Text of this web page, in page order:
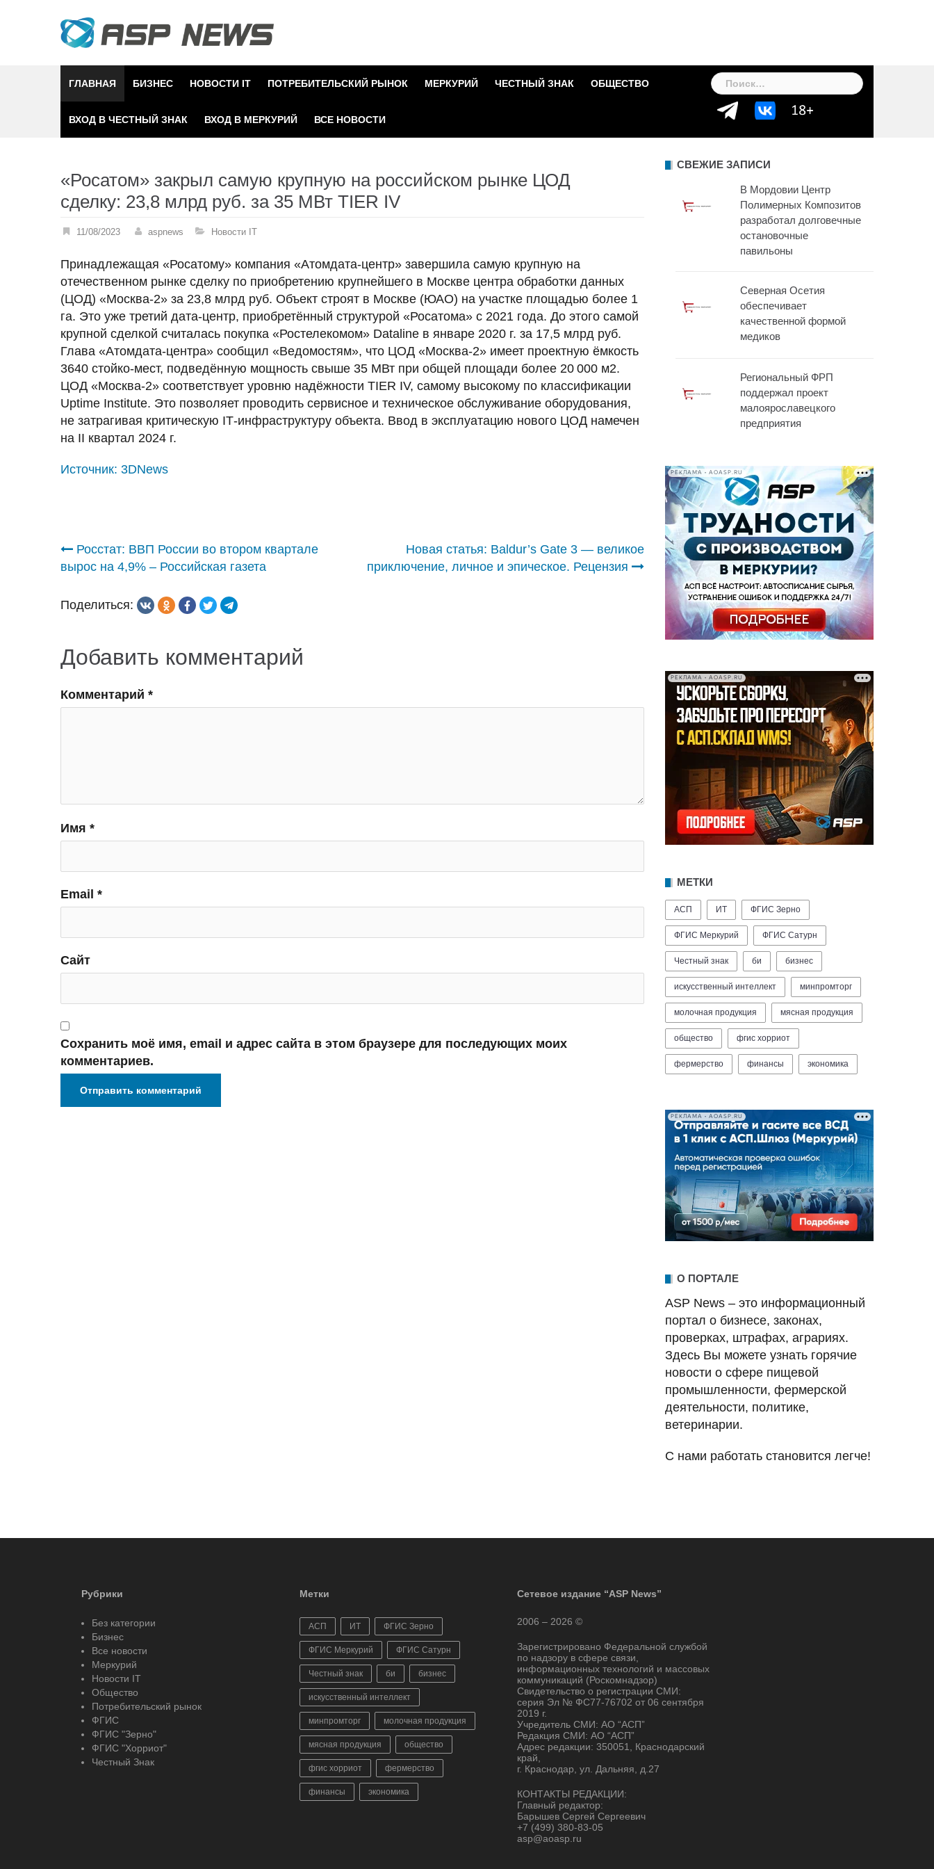
ГЛАВНАЯ БИЗНЕС НОВОСТИ IT ПОТРЕБИТЕЛЬСКИЙ РЫНОК МЕРКУРИЙ ЧЕСТНЫЙ ЗНАК ОБЩЕСТВО
ВХОД В ЧЕСТНЫЙ ЗНАК ВХОД В МЕРКУРИЙ ВСЕ НОВОСТИ
Найти:
«Росатом» закрыл самую крупную на российском рынке ЦОД
сделку: 23,8 млрд руб. за 35 МВт TIER IV
11/08/2023 aspnews Новости IT
Принадлежащая «Росатому» компания «Атомдата-центр» завершила самую крупную на
отечественном рынке сделку по приобретению крупнейшего в Москве центра обработки данных
(ЦОД) «Москва-2» за 23,8 млрд руб. Объект строят в Москве (ЮАО) на участке площадью более 1
га. Это уже третий дата-центр, приобретённый структурой «Росатома» с 2021 года. До этого самой
крупной сделкой считалась покупка «Ростелекомом» Dataline в январе 2020 г. за 17,5 млрд руб.
Глава «Атомдата-центра» сообщил «Ведомостям», что ЦОД «Москва-2» имеет проектную ёмкость
3640 стойко-мест, подведённую мощность свыше 35 МВт при общей площади более 20 000 м2.
ЦОД «Москва-2» соответствует уровню надёжности TIER IV, самому высокому по классификации
Uptime Institute. Это позволяет проводить сервисное и техническое обслуживание оборудования,
не затрагивая критическую IТ-инфраструктуру объекта. Ввод в эксплуатацию нового ЦОД намечен
на II квартал 2024 г.
Источник: 3DNews
Навигация
записям
Росстат: ВВП России во втором квартале
вырос на 4,9% – Российская газета
Новая статья: Baldur’s Gate 3 — великое
приключение, личное и эпическое. Рецензия
Поделиться:
Добавить комментарий
Комментарий *
Имя *
Email *
Сайт
Сохранить моё имя, email и адрес сайта в этом браузере для последующих моих
комментариев.
СВЕЖИЕ ЗАПИСИ
В Мордовии Центр
Полимерных Композитов
разработал долговечные
остановочные
павильоны
Северная Осетия
обеспечивает
качественной формой
медиков
Региональный ФРП
поддержал проект
малоярославецкого
предприятия
РЕКЛАМА • AOASP.RU
РЕКЛАМА • AOASP.RU
МЕТКИ
АСП ИТ ФГИС Зерно
ФГИС Меркурий ФГИС Сатурн
Честный знак би бизнес
искусственный интеллект минпромторг
молочная продукция мясная продукция
общество фгис хорриот
фермерство финансы экономика
РЕКЛАМА • AOASP.RU
О ПОРТАЛЕ
ASP News – это информационный
портал о бизнесе, законах,
проверках, штрафах, аграриях.
Здесь Вы можете узнать горячие
новости о сфере пищевой
промышленности, фермерской
деятельности, политике,
ветеринарии.
С нами работать становится легче!
Рубрики
Без категории
Бизнес
Все новости
Меркурий
Новости IT
Общество
Потребительский рынок
ФГИС
ФГИС "Зерно"
ФГИС "Хорриот"
Честный Знак
Метки
АСП ИТ ФГИС Зерно
ФГИС Меркурий ФГИС Сатурн
Честный знак би бизнес
искусственный интеллект
минпромторг молочная продукция
мясная продукция общество
фгис хорриот фермерство
финансы экономика
Сетевое издание “ASP News”
2006 – 2026 ©
Зарегистрировано Федеральной службой
по надзору в сфере связи,
информационных технологий и массовых
коммуникаций (Роскомнадзор)
Свидетельство о регистрации СМИ:
серия Эл № ФС77-76702 от 06 сентября
2019 г.
Учредитель СМИ: АО “АСП”
Редакция СМИ: АО “АСП”
Адрес редакции: 350051, Краснодарский
край,
г. Краснодар, ул. Дальняя, д.27
КОНТАКТЫ РЕДАКЦИИ:
Главный редактор:
Барышев Сергей Сергеевич
+7 (499) 380-83-05
asp@aoasp.ru